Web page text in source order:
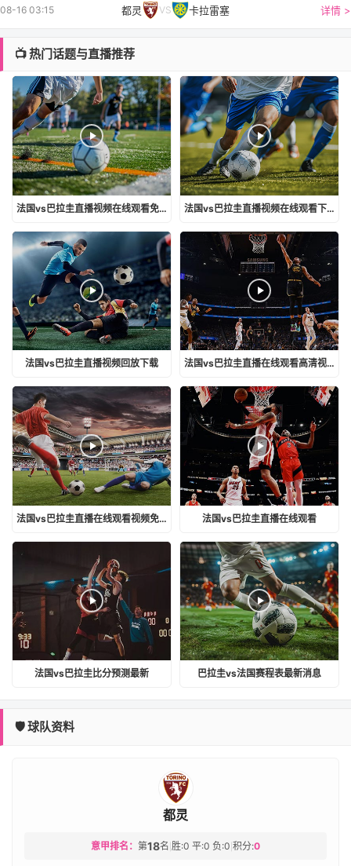
08-16 03:15 都灵 VS 卡拉雷塞 详情 >
📺 热门话题与直播推荐
法国vs巴拉圭直播视频在线观看免费 法国vs巴拉圭直播视频在线观看下载
法国vs巴拉圭直播视频回放下载 法国vs巴拉圭直播在线观看高清视频
法国vs巴拉圭直播在线观看视频免费 法国vs巴拉圭直播在线观看
法国vs巴拉圭比分预测最新 巴拉圭vs法国赛程表最新消息
🛡️ 球队资料
都灵
意甲排名： 第18名 胜:0 平:0 负:0 积分:0